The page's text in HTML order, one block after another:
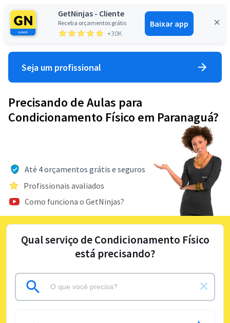
GetNinjas - Cliente
Receba orçamentos grátis
+30K
Baixar app
Entrar
Seja um profissional
Precisando de Aulas para
Condicionamento Físico em Paranaguá?
Até 4 orçamentos grátis e seguros
Profissionais avaliados
Como funciona o GetNinjas?
Qual serviço de Condicionamento Físico
está precisando?